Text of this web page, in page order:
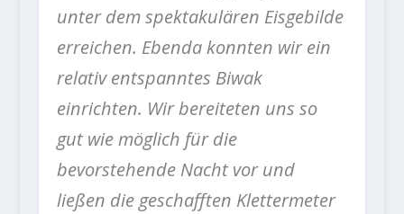
unter dem spektakulären Eisgebilde
erreichen. Ebenda konnten wir ein
relativ entspanntes Biwak
einrichten. Wir bereiteten uns so
gut wie möglich für die
bevorstehende Nacht vor und
ließen die geschafften Klettermeter